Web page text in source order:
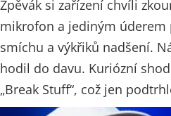
Zpěvák si zařízení chvíli
mikrofon a jediným úderem
smíchu a výkřiků nadšení.
hodil do davu. Kuriózní
„Break Stuff“, což jen